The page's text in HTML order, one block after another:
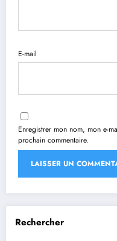
E-mail
Enregistrer mon nom, mon e-
prochain commentaire.
Rechercher